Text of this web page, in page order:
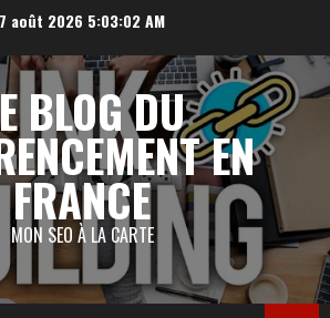
7 août 2026 5:03:04 AM
BLOG DU
EN
FRANCE
MON SEO À LA CARTE